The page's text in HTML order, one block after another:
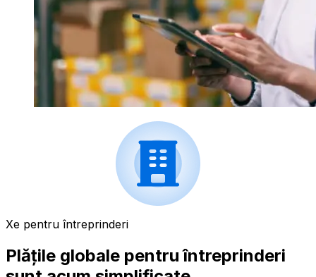
Xe pentru întreprinderi
Plățile globale pentru întreprinderi